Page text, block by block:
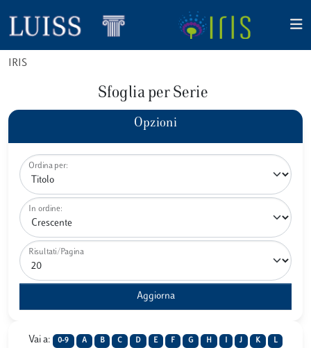
IRIS
Sfoglia per Serie
Opzioni
Ordina per:
In ordine:
Risultati/Pagina
Vai a: 0-9 A B C D E F G H J K L